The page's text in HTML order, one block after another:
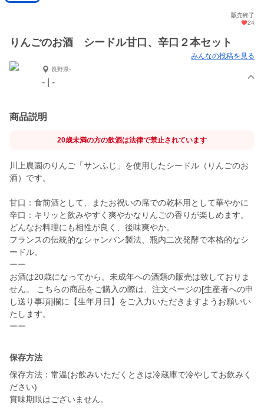
販売終了
24
りんごのお酒 シードル甘口、辛口２本セット
みんなの投稿を見る
長野県-
- | -
商品説明
20歳未満の方の飲酒は法律で禁止されています
川上農園のりんご「サンふじ」を使用したシードル（りんごのお
酒）です。
甘口：食前酒として、またお祝いの席での乾杯用として華やかに
辛口：キリッと飲みやすく爽やかなりんごの香りが楽しめます。
どんなお料理にも相性が良く、後味爽やか。
フランスの伝統的なシャンパン製法、瓶内二次発酵で本格的なシ
ードル。
ーー
お酒は20歳になってから。未成年への酒類の販売は致しておりま
せん。 こちらの商品をご購入の際は、注文ページの[生産者への申
し送り事項]欄に【生年月日】をご入力いただきますようお願いい
たします。
保存方法
保存方法：常温(お飲みいただくときは冷蔵庫で冷やしてお飲みく
ださい)
賞味期限はございません。